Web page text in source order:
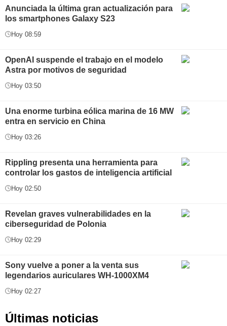
Anunciada la última gran actualización para
los smartphones Galaxy S23
Hoy 08:59
OpenAI suspende el trabajo en el modelo
Astra por motivos de seguridad
Hoy 03:50
Una enorme turbina eólica marina de 16 MW
entra en servicio en China
Hoy 03:26
Rippling presenta una herramienta para
controlar los gastos de inteligencia artificial
Hoy 02:50
Revelan graves vulnerabilidades en la
ciberseguridad de Polonia
Hoy 02:29
Sony vuelve a poner a la venta sus
legendarios auriculares WH-1000XM4
Hoy 02:27
Últimas noticias